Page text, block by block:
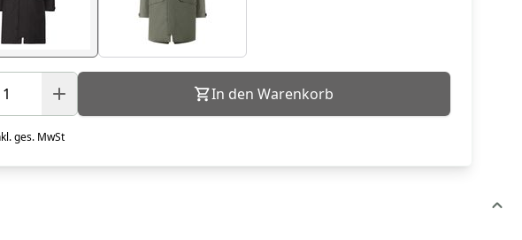
In den Warenkorb
ges. MwSt